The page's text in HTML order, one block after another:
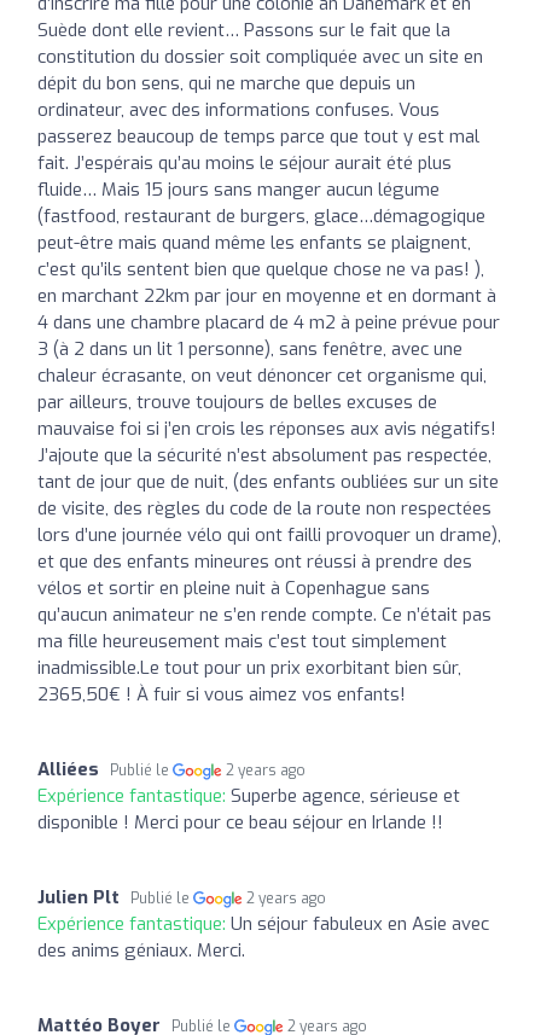
Suède dont elle revient… Passons sur le fait que la
constitution du dossier soit compliquée avec un site en
dépit du bon sens, qui ne marche que depuis un
ordinateur, avec des informations confuses. Vous
passerez beaucoup de temps parce que tout y est mal
fait. J’espérais qu’au moins le séjour aurait été plus
fluide… Mais 15 jours sans manger aucun légume
(fastfood, restaurant de burgers, glace…démagogique
peut-être mais quand même les enfants se plaignent,
c’est qu’ils sentent bien que quelque chose ne va pas! ),
en marchant 22km par jour en moyenne et en dormant à
4 dans une chambre placard de 4 m2 à peine prévue pour
3 (à 2 dans un lit 1 personne), sans fenêtre, avec une
chaleur écrasante, on veut dénoncer cet organisme qui,
par ailleurs, trouve toujours de belles excuses de
mauvaise foi si j’en crois les réponses aux avis négatifs!
J’ajoute que la sécurité n’est absolument pas respectée,
tant de jour que de nuit, (des enfants oubliées sur un site
de visite, des règles du code de la route non respectées
lors d’une journée vélo qui ont failli provoquer un drame),
et que des enfants mineures ont réussi à prendre des
vélos et sortir en pleine nuit à Copenhague sans
qu’aucun animateur ne s’en rende compte. Ce n’était pas
ma fille heureusement mais c’est tout simplement
inadmissible.Le tout pour un prix exorbitant bien sûr,
2365,50€ ! À fuir si vous aimez vos enfants!
Alliées Publié le 2 years ago
Expérience fantastique: Superbe agence, sérieuse et
disponible ! Merci pour ce beau séjour en Irlande !!
Julien Plt Publié le 2 years ago
Expérience fantastique: Un séjour fabuleux en Asie avec
des anims géniaux. Merci.
Mattéo Boyer Publié le 2 years ago